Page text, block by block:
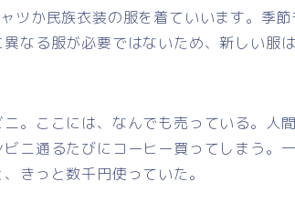
ツか民族衣装の服を着ていいます。季
なる服が必要ではないため、新しい服
ニ。ここには、なんでも売っている。人
ニ通るたびにコーヒー買ってしまう。
きっと数千円使っていた。